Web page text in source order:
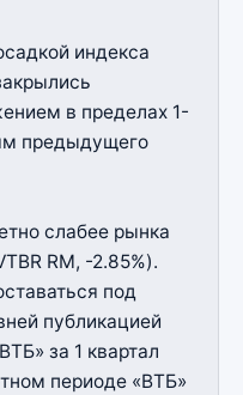
индекса
в пределах 1-
предыдущего
слабее рынка
RM, -2.85%).
под
публикацией
за 1 квартал
периоде «ВТБ»